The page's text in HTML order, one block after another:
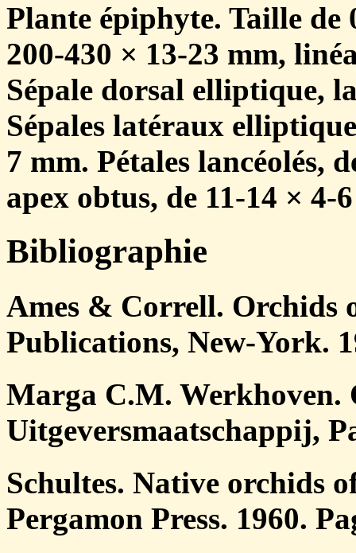
Plante épiphyte. Taille de
200-430 × 13-23 mm,
Sépale dorsal elliptique,
Sépales latéraux
7 mm. Pétales lancéolés,
apex obtus, de 11-14 × 4-
Bibliographie
Ames & Correll. Orchids
Publications, New-York.
Marga C.M. Werkhoven.
Uitgeversmaatschappij,
Schultes. Native orchids
Pergamon Press. 1960.